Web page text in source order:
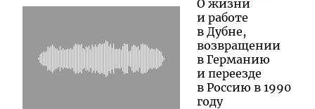
О жизни
и работе
в Дубне,
возвращении
в Германию
и переезде
в Россию в 1990
году